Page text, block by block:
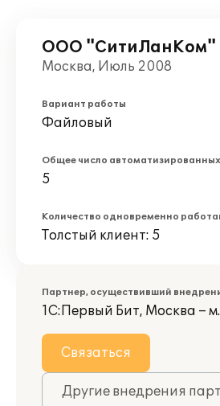
ООО "СитиЛанКом"
Москва, Июль 2008
Вариант работы
Файловый
Общее число
5
Количество одновременно
Толстый клиент: 5
Партнер, осуществивший
1С:Первый Бит, Москва –
Связаться
Другие внедрения